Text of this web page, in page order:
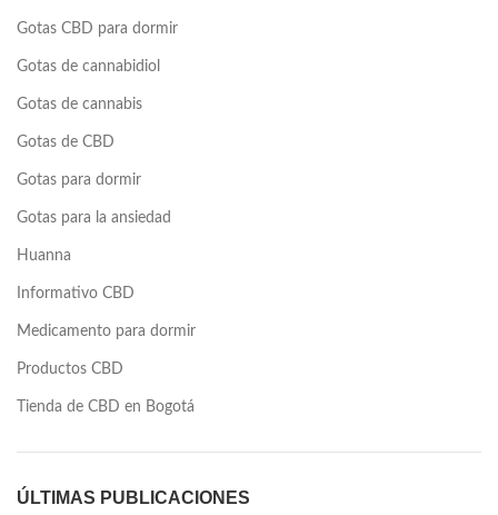
Gotas CBD para dormir
Gotas de cannabidiol
Gotas de cannabis
Gotas de CBD
Gotas para dormir
Gotas para la ansiedad
Huanna
Informativo CBD
Medicamento para dormir
Productos CBD
Tienda de CBD en Bogotá
ÚLTIMAS PUBLICACIONES